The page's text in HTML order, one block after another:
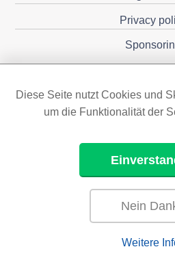
Privacy
Diese Seite nutzt Cookies und
um die Funktionalität der
Nein
Weitere